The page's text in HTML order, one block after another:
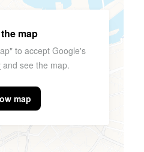
map
to accept Google's
and see the map.
map